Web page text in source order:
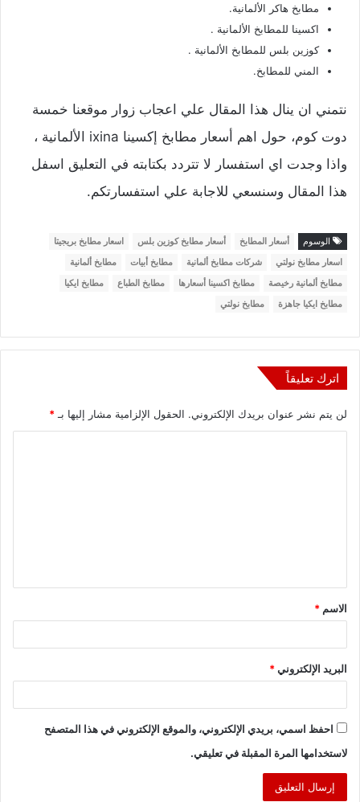
مطابخ هاكر الألمانية.
اكسينا للمطابخ الألمانية .
كوزين بلس للمطابخ الألمانية .
المني للمطابخ.
نتمني ان ينال هذا المقال علي اعجاب زوار موقعنا خمسة
دوت كوم، حول اهم أسعار مطابخ إكسينا ixina الألمانية ،
واذا وجدت اي استفسار لا تتردد بكتابته في التعليق اسفل
هذا المقال وسنسعي للاجابة علي استفسارتكم.
الوسوم أسعار المطابخ أسعار مطابخ كوزين بلس
اسعار مطابخ بريجيتا
اسعار مطابخ نولتي
شركات مطابخ ألمانية مطابخ أبيات
مطابخ ألمانية
مطابخ ألمانية رخيصة
مطابخ اكسينا أسعارها مطابخ الطباع
مطابخ ايكيا
مطابخ ايكيا جاهزة
مطابخ نولتي
اترك تعليقاً
لن يتم نشر عنوان بريدك الإلكتروني. الحقول الإلزامية مشار إليها بـ *
ق
*
الاسم *
البريد الإلكتروني*
احفظ اسمي، بريدي الإلكتروني، والموقع الإلكتروني في هذا المتصفح
لاستخدامها المرة المقبلة في تعليقي.